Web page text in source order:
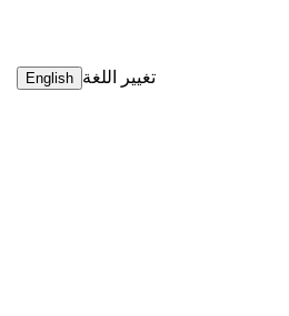
تغيير اللغة English